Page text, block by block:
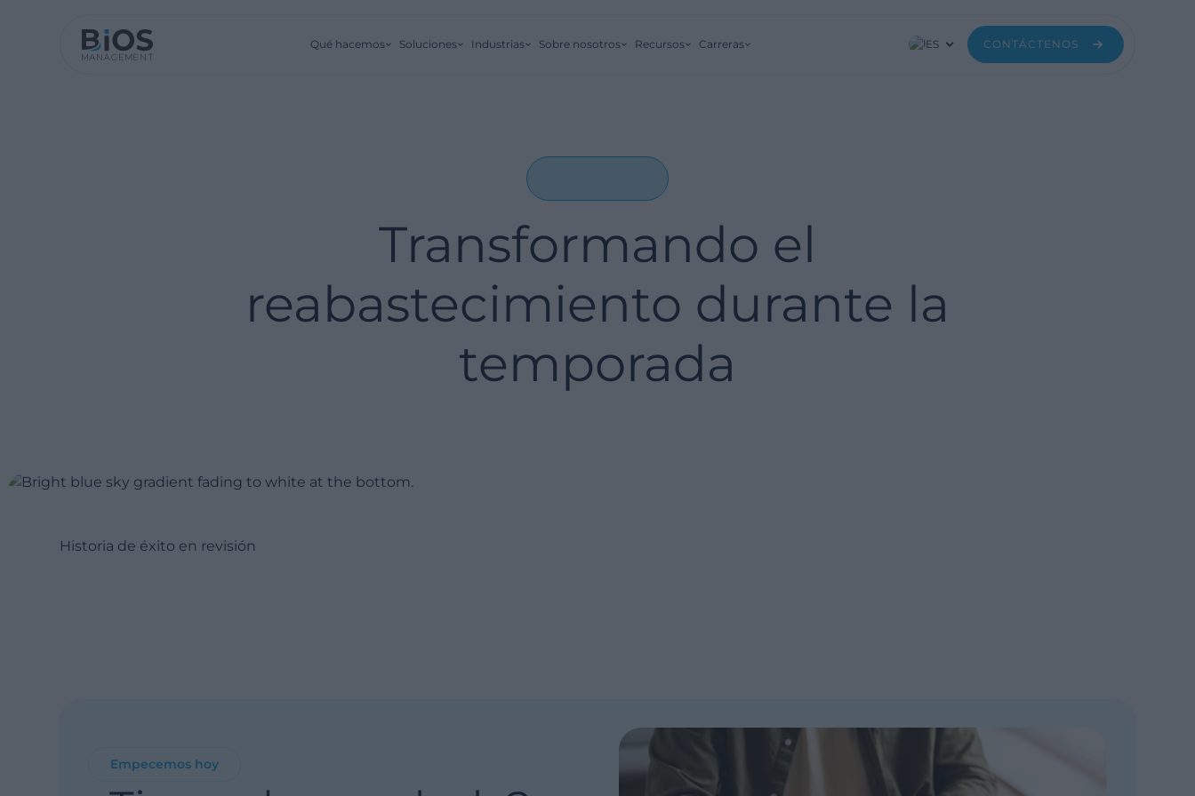
Qué hacemos Soluciones Industrias Sobre nosotros Recursos Carreras ES CONTÁCTENOS
Transformando el
reabastecimiento durante la
temporada
Historia de éxito en revisión
Empecemos hoy